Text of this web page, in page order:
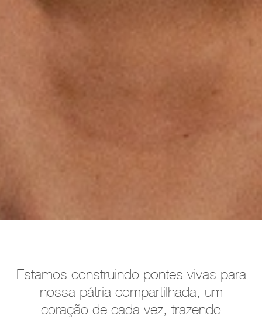
Estamos construindo pontes vivas para
nossa pátria compartilhada, um
coração de cada vez, trazendo